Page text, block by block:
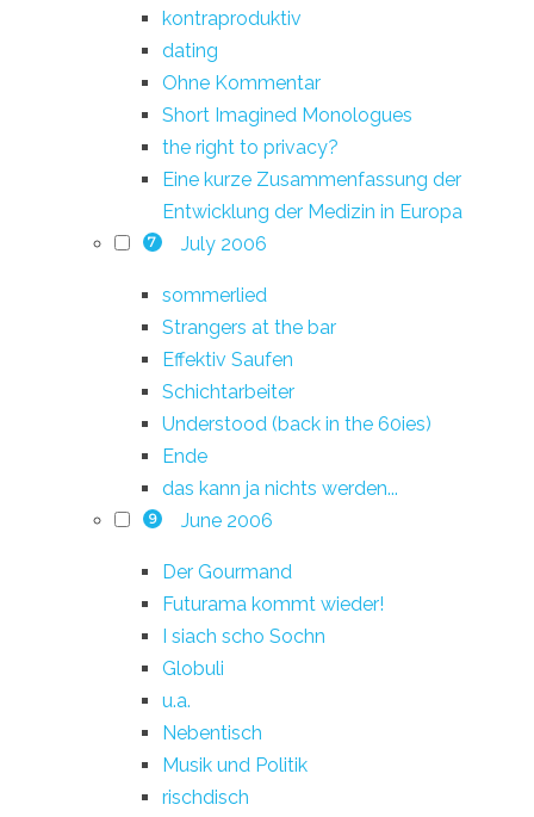
kontraproduktiv
dating
Ohne Kommentar
Short Imagined Monologues
the right to privacy?
Eine kurze Zusammenfassung der
Entwicklung der Medizin in Europa
7 July 2006
sommerlied
Strangers at the bar
Effektiv Saufen
Schichtarbeiter
Understood (back in the 60ies)
Ende
das kann ja nichts werden...
9 June 2006
Der Gourmand
Futurama kommt wieder!
I siach scho Sochn
Globuli
u.a.
Nebentisch
Musik und Politik
rischdisch